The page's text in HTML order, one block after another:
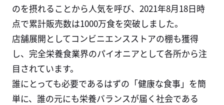
のを摂れることから人気を呼び、 2021年8月18日時
点で累計販売数は1000万食を突破しました。
店舗展開としてコンビニエンスストアの棚も獲得
し、完全栄養食業界のパイオニアとして各所から注
目されています。
誰にとっても必要であるはずの「健康な食事」を簡
単に、誰の元にも栄養バランスが届く社会である